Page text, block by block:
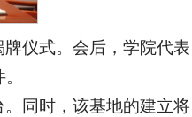
仪式。会后，学院代表
同时，该基地的建立将